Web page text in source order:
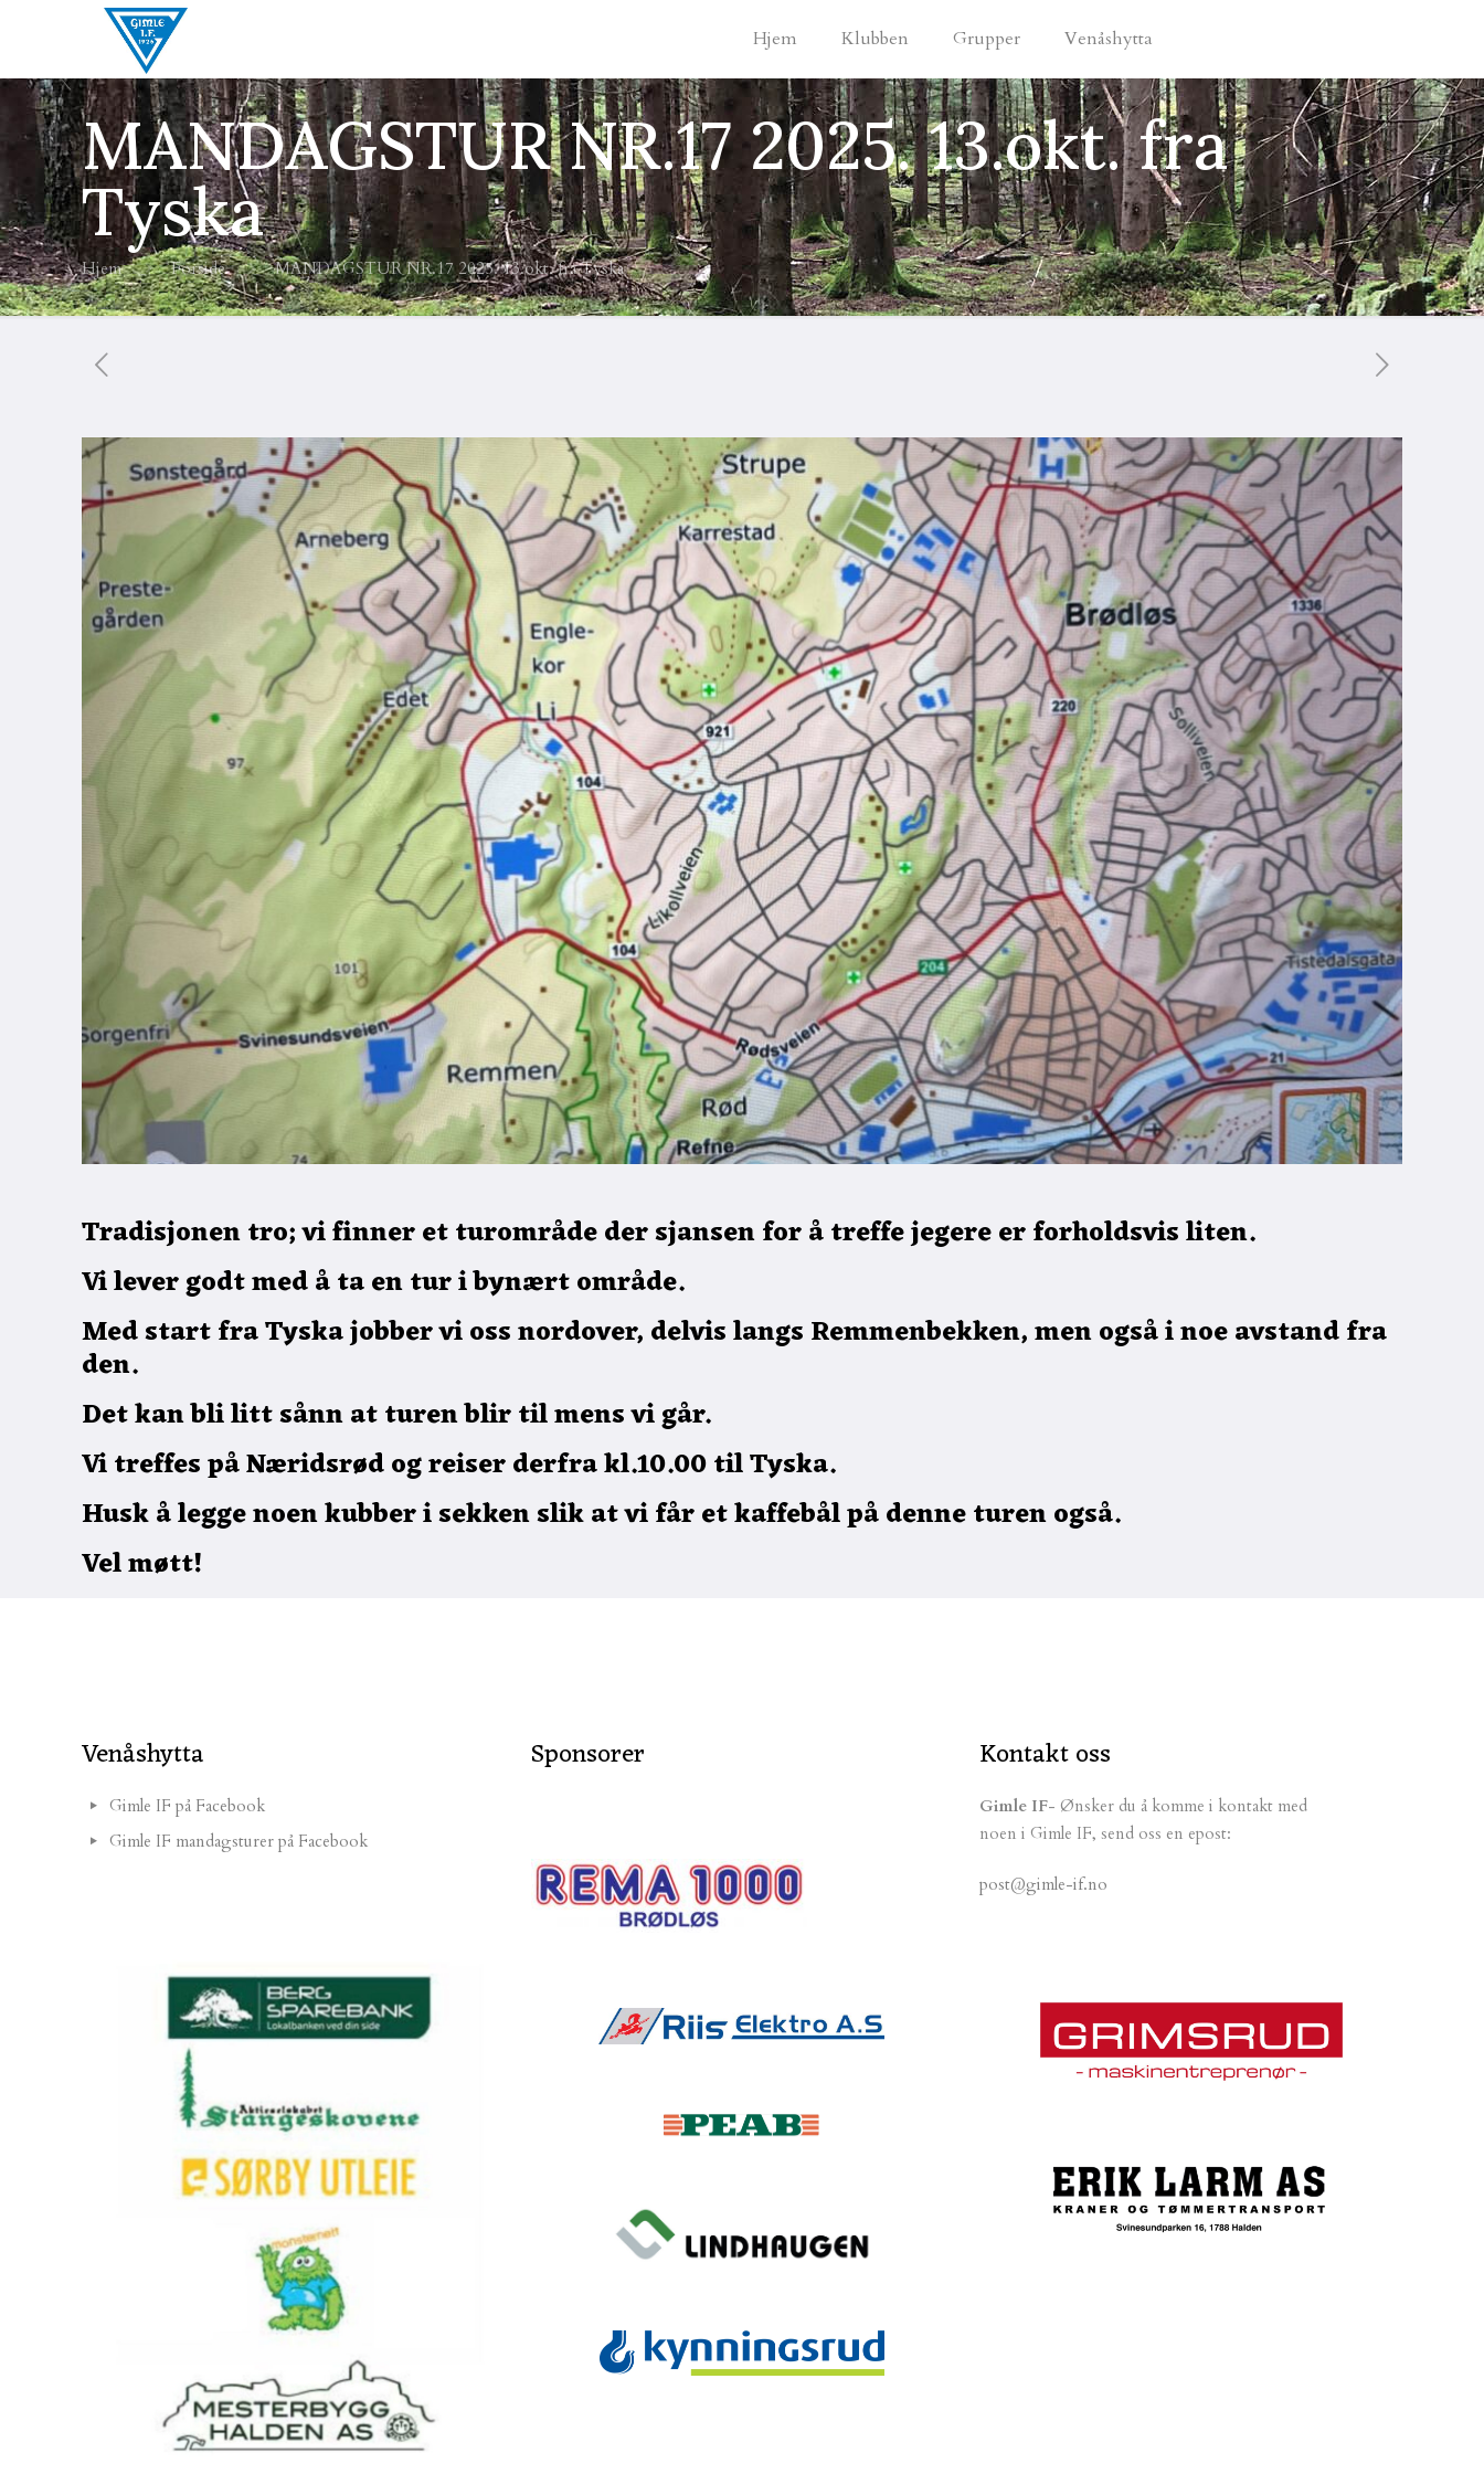
Hjem Klubben Grupper Venåshytta
MANDAGSTUR NR.17 2025. 13.okt. fra
Tyska
Hjem Forside MANDAGSTUR NR.17 2025. 13.okt. fra Tyska
Tradisjonen tro; vi finner et turområde der sjansen for å treffe jegere er forholdsvis liten.
Vi lever godt med å ta en tur i bynært område.
Med start fra Tyska jobber vi oss nordover, delvis langs Remmenbekken, men også i noe avstand fra
den.
Det kan bli litt sånn at turen blir til mens vi går.
Vi treffes på Næridsrød og reiser derfra kl.10.00 til Tyska.
Husk å legge noen kubber i sekken slik at vi får et kaffebål på denne turen også.
Vel møtt!
Venåshytta
Gimle IF på Facebook
Gimle IF mandagsturer på Facebook
Sponsorer Kontakt oss
Gimle IF- Ønsker du å komme i kontakt med
noen i Gimle IF, send oss en epost:
post@gimle-if.no